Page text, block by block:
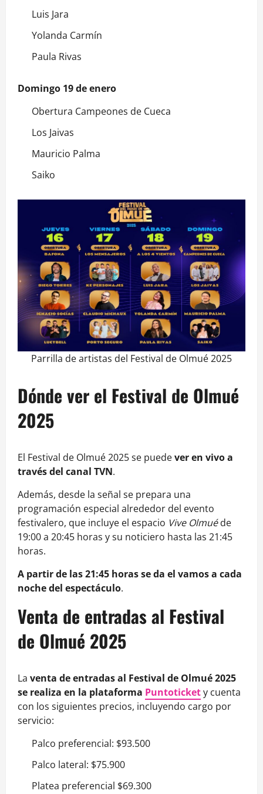
Luis Jara
Yolanda Carmín
Paula Rivas
Domingo 19 de enero
Obertura Campeones de Cueca
Los Jaivas
Mauricio Palma
Saiko
Parrilla de artistas del Festival de Olmué 2025
Dónde ver el Festival de Olmué
2025
El Festival de Olmué 2025 se puedever en vivo a
través del canal TVN.
Además, desde la señal se prepara una
programación especial alrededor del evento
festivalero, que incluye el espacio Vive Olmuéde
19:00 a 20:45 horas y su noticiero hasta las 21:45
horas.
A partir de las 21:45 horas se da el vamos a cada
noche del espectáculo.
Venta de entradas al Festival
de Olmué 2025
La venta de entradas al Festival de Olmué 2025
se realiza en la plataforma Puntotickety cuenta
con los siguientes precios, incluyendo cargo por
servicio:
Palco preferencial: $93.500
Palco lateral: $75.900
Platea preferencial $69.300